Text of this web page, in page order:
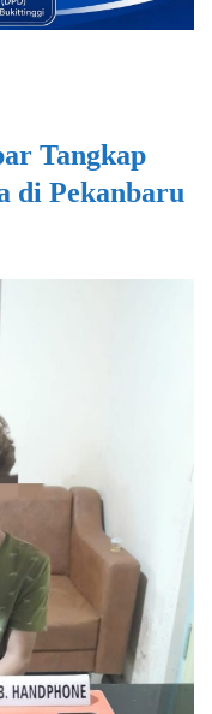
Tangkap
di Pekanbaru